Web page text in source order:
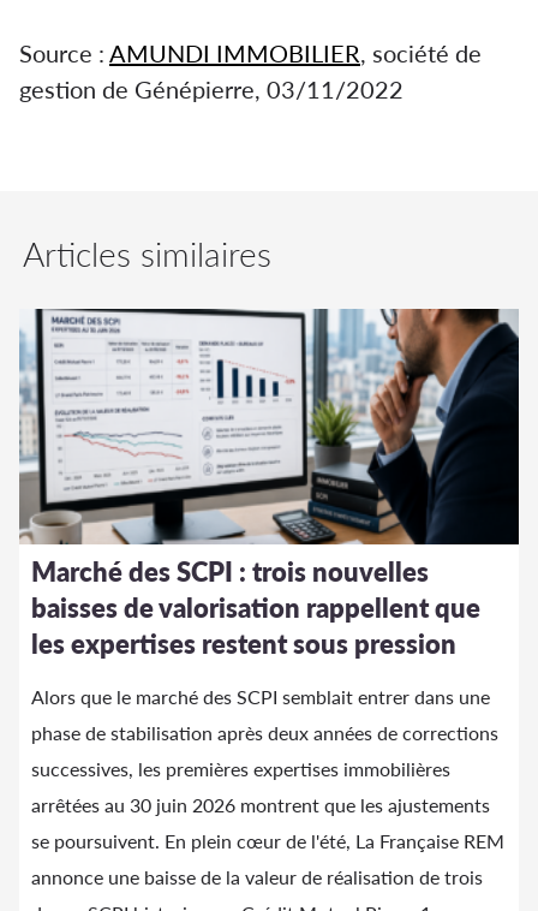
Source : AMUNDI IMMOBILIER, société de
gestion de Génépierre, 03/11/2022
Articles similaires
Marché des SCPI : trois nouvelles
baisses de valorisation rappellent que
les expertises restent sous pression
Alors que le marché des SCPI semblait entrer dans une
phase de stabilisation après deux années de corrections
successives, les premières expertises immobilières
arrêtées au 30 juin 2026 montrent que les ajustements
se poursuivent. En plein cœur de l'été, La Française REM
annonce une baisse de la valeur de réalisation de trois